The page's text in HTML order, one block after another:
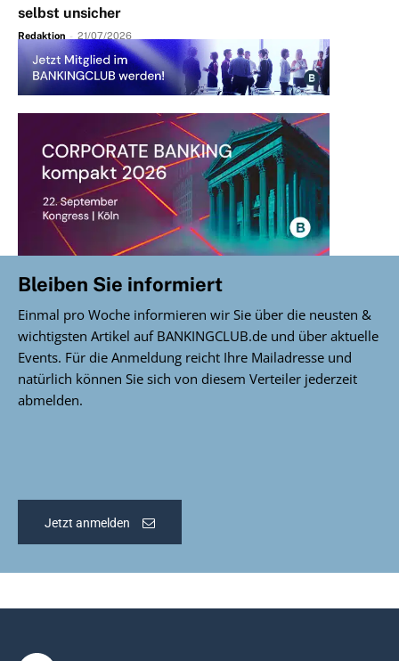
selbst unsicher
Redaktion - 21/07/2026
Bleiben Sie informiert
Einmal pro Woche informieren wir Sie über die neusten &
wichtigsten Artikel auf BANKINGCLUB.de und über aktuelle
Events. Für die Anmeldung reicht Ihre Mailadresse und
natürlich können Sie sich von diesem Verteiler jederzeit
abmelden.
Jetzt anmelden